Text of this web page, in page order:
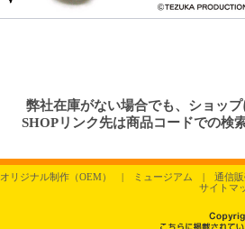
弊社在庫がない場合でも、ショッ
SHOPリンク先は商品コードでの検
オリジナル制作（OEM） ミュージアム
通信
サイトマ